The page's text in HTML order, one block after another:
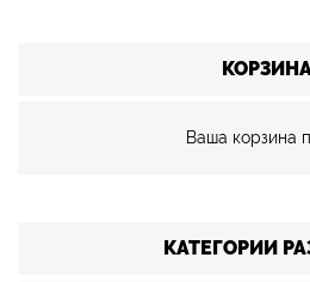
Ваша корзина
КАТЕГОРИИ